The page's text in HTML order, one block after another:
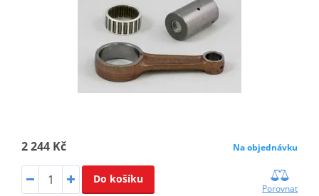
2 244 Kč Na objednávku
Do košíku
Porovnat